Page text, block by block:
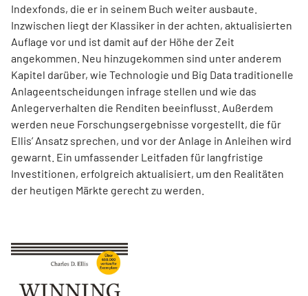
Indexfonds, die er in seinem Buch weiter ausbaute.
Inzwischen liegt der Klassiker in der achten, aktualisierten
Auflage vor und ist damit auf der Höhe der Zeit
angekommen. Neu hinzugekommen sind unter anderem
Kapitel darüber, wie Technologie und Big Data traditionelle
Anlageentscheidungen infrage stellen und wie das
Anlegerverhalten die Renditen beeinflusst. Außerdem
werden neue Forschungsergebnisse vorgestellt, die für
Ellis’ Ansatz sprechen, und vor der Anlage in Anleihen wird
gewarnt. Ein umfassender Leitfaden für langfristige
Investitionen, erfolgreich aktualisiert, um den Realitäten
der heutigen Märkte gerecht zu werden.